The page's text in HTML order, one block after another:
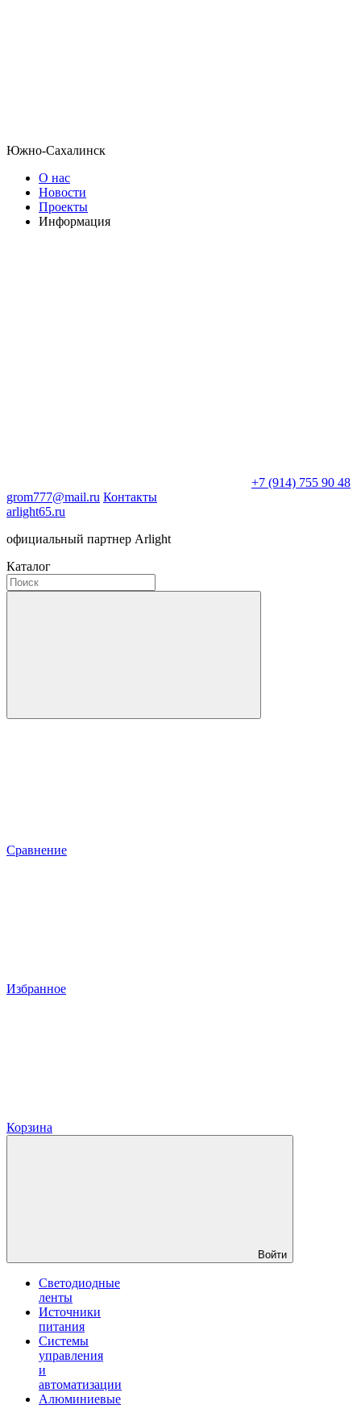
Южно-Сахалинск
О нас
Новости
Проекты
Информация
+7 (914) 755 90 48
grom777@mail.ru Контакты
arlight65.ru
официальный партнер Arlight
Каталог
Сравнение
Избранное
Корзина
Войти
Светодиодные
ленты
Источники
питания
Системы
управления
и
автоматизации
Алюминиевые